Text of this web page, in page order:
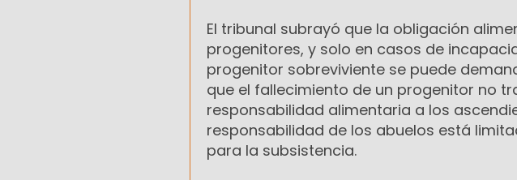
El tribunal subrayó que la obligación
progenitores, y solo en casos de
progenitor sobreviviente se puede
que el fallecimiento de un progenitor no
responsabilidad alimentaria a los
responsabilidad de los abuelos está
para la subsistencia.